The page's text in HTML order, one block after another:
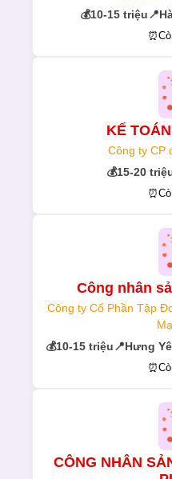
💰10-15 triệu📍
⏰
KẾ
Công ty CP
💰15-20
⏰
Công nhân
Công ty Cổ Phần Tập
💰10-15 triệu📍Hưng
⏰
CÔNG NHÂN